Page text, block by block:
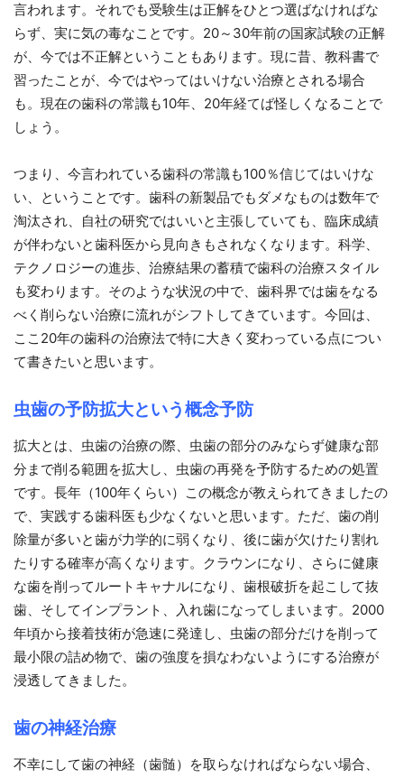
言われます。それでも受験生は正解をひとつ選ばなければな
らず、実に気の毒なことです。20～30年前の国家試験の正解
が、今では不正解ということもあります。現に昔、教科書で
習ったことが、今ではやってはいけない治療とされる場合
も。現在の歯科の常識も10年、20年経てば怪しくなることで
しょう。
つまり、今言われている歯科の常識も100％信じてはいけな
い、ということです。歯科の新製品でもダメなものは数年で
淘汰され、自社の研究ではいいと主張していても、臨床成績
が伴わないと歯科医から見向きもされなくなります。科学、
テクノロジーの進歩、治療結果の蓄積で歯科の治療スタイル
も変わります。そのような状況の中で、歯科界では歯をなる
べく削らない治療に流れがシフトしてきています。今回は、
ここ20年の歯科の治療法で特に大きく変わっている点につい
て書きたいと思います。
虫歯の予防拡大という概念予防
拡大とは、虫歯の治療の際、虫歯の部分のみならず健康な部
分まで削る範囲を拡大し、虫歯の再発を予防するための処置
です。長年（100年くらい）この概念が教えられてきましたの
で、実践する歯科医も少なくないと思います。ただ、歯の削
除量が多いと歯が力学的に弱くなり、後に歯が欠けたり割れ
たりする確率が高くなります。クラウンになり、さらに健康
な歯を削ってルートキャナルになり、歯根破折を起こして抜
歯、そしてインプラント、入れ歯になってしまいます。2000
年頃から接着技術が急速に発達し、虫歯の部分だけを削って
最小限の詰め物で、歯の強度を損なわないようにする治療が
浸透してきました。
歯の神経治療
不幸にして歯の神経（歯髄）を取らなければならない場合、